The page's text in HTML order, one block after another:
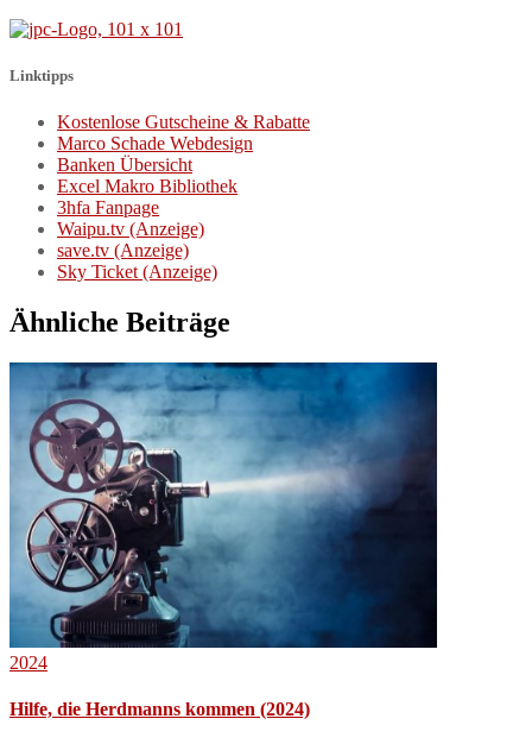
Linktipps
Kostenlose Gutscheine & Rabatte
Marco Schade Webdesign
Banken Übersicht
Excel Makro Bibliothek
3hfa Fanpage
Waipu.tv (Anzeige)
save.tv (Anzeige)
Sky Ticket (Anzeige)
Ähnliche Beiträge
2024
Hilfe, die Herdmanns kommen (2024)